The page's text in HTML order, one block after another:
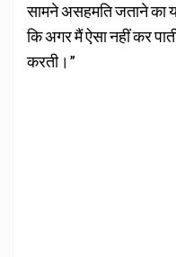
सामने असहमति जताने का
कि अगर मैं ऐसा नहीं कर
करती।”